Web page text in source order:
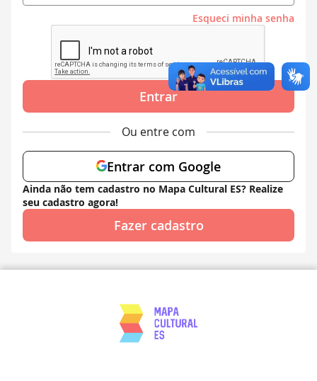
Esqueci minha senha
Entrar
Ou entre com
Entrar com Google
Ainda não tem cadastro no Mapa Cultural ES? Realize
seu cadastro agora!
Fazer cadastro